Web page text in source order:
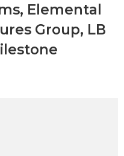
, Elemental
Group, LB